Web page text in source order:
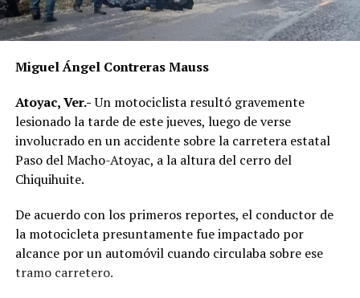
Miguel Ángel Contreras Mauss
Atoyac, Ver.-Un motociclista resultó gravemente
lesionado la tarde de este jueves, luego de verse
involucrado en un accidente sobre la carretera estatal
Paso del Macho-Atoyac, a la altura del cerro del
Chiquihuite.
De acuerdo con los primeros reportes, el conductor de
la motocicleta presuntamente fue impactado por
alcance por un automóvil cuando circulaba sobre ese
tramo carretero.